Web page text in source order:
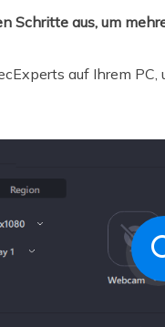
Schritte aus, um
auf Ihrem